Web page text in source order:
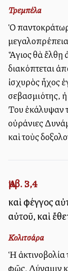
Τρεμπέλα
Ὁ
Ἅγιος θὰ ἔλθῃ
διακόπτεται
ἰσχυρὸς ἦχος
σεβασμιότης, ἡ
Του ἐκάλυψαν
οὐράνιες
καὶ τοὺς
Ἀμβ. 3,4
καὶ φέγγος
αὐτοῦ, καὶ
Κολιτσάρα
Ἡ ἀκτινοβολία
φῶς. Δύναμιν